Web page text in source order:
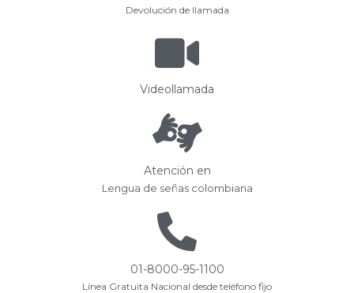
Devolución de llamada
Videollamada
Atención en
Lengua de señas colombiana
01-8000-95-1100
Línea Gratuita Nacional desde teléfono fijo